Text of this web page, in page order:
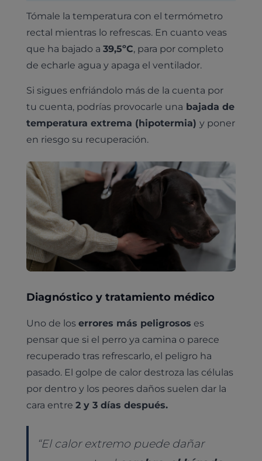
Pruebas diagnósticas
Diagnóstico veterinario por imagen
Ecografía
Pruebas cropológicas
Pruebas histológicas – microscopio
Identificación con microchip y pasaporte
Esterilización
Vacunación
Hospitalización
Leishmaniasis
Revisión general y/o geriátrica
Odontología
Traumatología
Nutrición
Medicina felina
Planes de salud para perros
Planes de salud para gatos
Todos los planes de salud
¿Quiénes somos?
Comité de expertos veterinarios
Trabaja en Clinicanimal
Tómale la temperatura con el termómetro
rectal mientras lo refrescas. En cuanto veas
que ha bajado a 39,5ºC, para por completo
de echarle agua y apaga el ventilador.
Si sigues enfriándolo más de la cuenta por
tu cuenta, podrías provocarle una bajada de
temperatura extrema (hipotermia) y poner
en riesgo su recuperación.
Diagnóstico y tratamiento médico
Uno de los errores más peligrosos es
pensar que si el perro ya camina o parece
recuperado tras refrescarlo, el peligro ha
pasado. El golpe de calor destroza las células
por dentro y los peores daños suelen dar la
cara entre 2 y 3 días después.
“El calor extremo puede dañar